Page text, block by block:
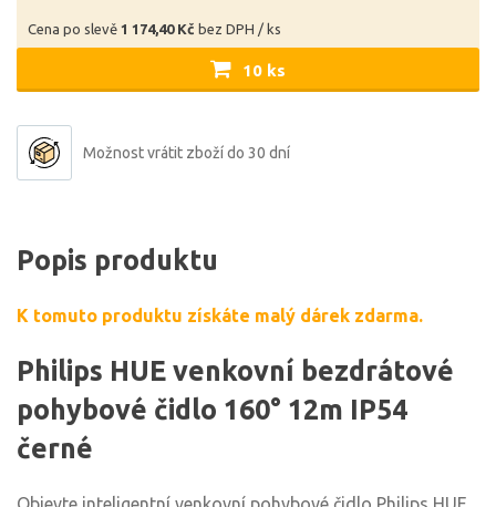
Cena po slevě 1 174,40 Kč bez DPH / ks
10 ks
Možnost vrátit zboží do 30 dní
Popis produktu
K tomuto produktu získáte malý dárek zdarma.
Philips HUE venkovní bezdrátové
pohybové čidlo 160° 12m IP54
černé